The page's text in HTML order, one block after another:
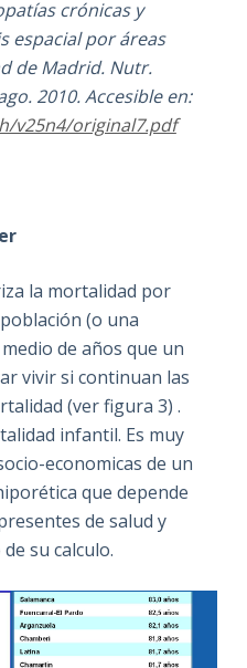
crónicas y
espacial por áreas
de Madrid. Nutr.
2010. Accesible en:
v25n4/original7.pdf
la mortalidad por
(o una
de años que un
vivir si continuan las
(ver figura 3) .
infantil. Es muy
economicas de un
que depende
de salud y
su calculo.